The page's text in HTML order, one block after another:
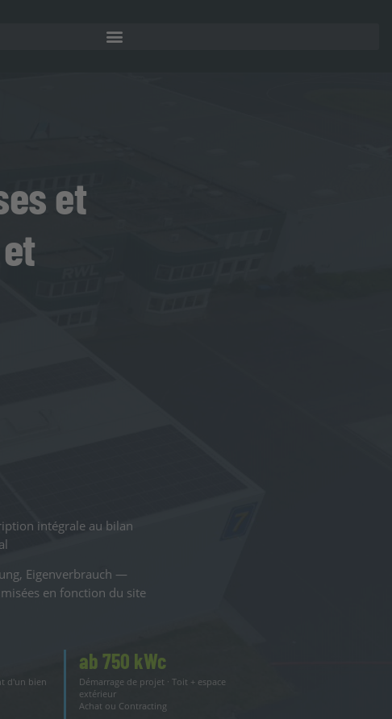
et
intégrale au bilan
Eigenverbrauch —
en fonction du site
d'un bien
ab 750 kWc
Démarrage de projet · Toit + espace
extérieur
Achat ou Contracting